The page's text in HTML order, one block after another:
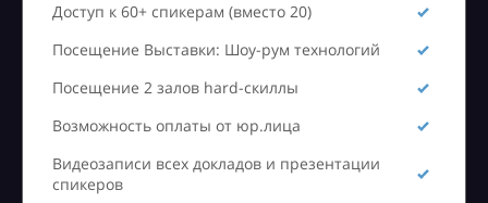
Доступ к 60+ спикерам (вместо 20)
Посещение Выставки: Шоу-рум технологий
Посещение 2 залов hard-скиллы
Возможность оплаты от юр.лица
Видеозаписи всех докладов и презентации
спикеров